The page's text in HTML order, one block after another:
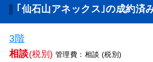
｢仙石山アネックス｣の成約済
3階
相談(税別) 管理費：相談 (税別)